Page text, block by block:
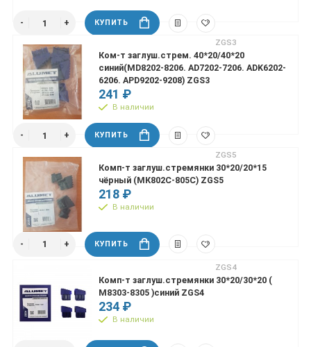
КУПИТЬ
ZGS3
Ком-т заглуш.стрем. 40*20/40*20
синий(MD8202-8206. AD7202-7206. ADK6202-
6206. APD9202-9208) ZGS3
241 ₽
В наличии
КУПИТЬ
ZGS5
Комп-т заглуш.стремянки 30*20/20*15
чёрный (МК802С-805С) ZGS5
218 ₽
В наличии
КУПИТЬ
ZGS4
Комп-т заглуш.стремянки 30*20/30*20 (
М8303-8305 )синий ZGS4
234 ₽
В наличии